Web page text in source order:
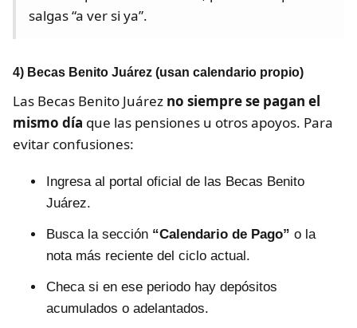
salgas “a ver si ya”.
4) Becas Benito Juárez (usan calendario propio)
Las Becas Benito Juárez no siempre se pagan el
mismo día que las pensiones u otros apoyos. Para
evitar confusiones:
Ingresa al portal oficial de las Becas Benito
Juárez.
Busca la sección “Calendario de Pago” o la
nota más reciente del ciclo actual.
Checa si en ese periodo hay depósitos
acumulados o adelantados.